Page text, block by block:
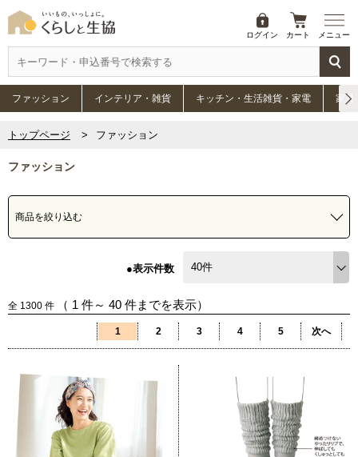
ログイン カート メニュー
ファッション インテリア・雑貨 キッチン・生活雑貨・家電 家具
トップページ ファッション
ファッション
商品を絞り込む
●表示件数
全 1300 件 （ 1 件～ 40 件までを表示）
1 2 3 4 5 次へ